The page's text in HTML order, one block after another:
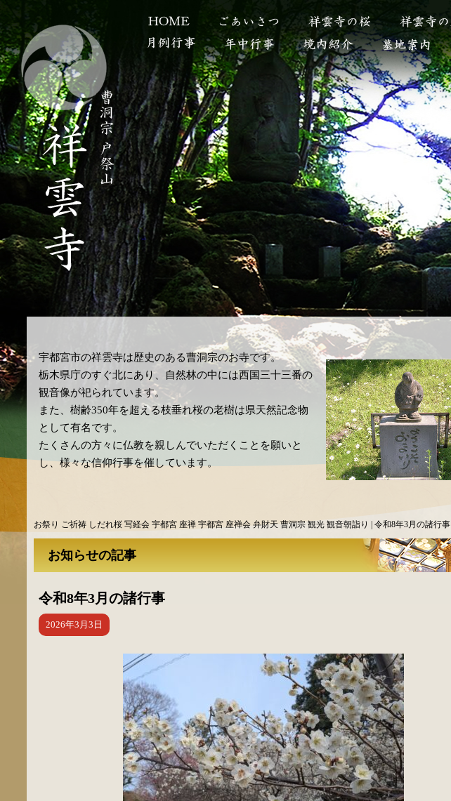
宇都宮市の祥雲寺は歴史のある曹洞宗のお寺です。
栃木県庁のすぐ北にあり、自然林の中には西国三十三番の
観音像が祀られています。
また、樹齢350年を超える枝垂れ桜の老樹は県天然記念物
として有名です。
たくさんの方々に仏教を親しんでいただくことを願いと
し、様々な信仰行事を催しています。
お祭り ご祈祷 しだれ桜 写経会 宇都宮 座禅 宇都宮 座禅会 弁財天 曹洞宗 観光 観音朝詣り | 令和8年3月の諸行事
お知らせの記事
令和8年3月の諸行事
2026年3月3日